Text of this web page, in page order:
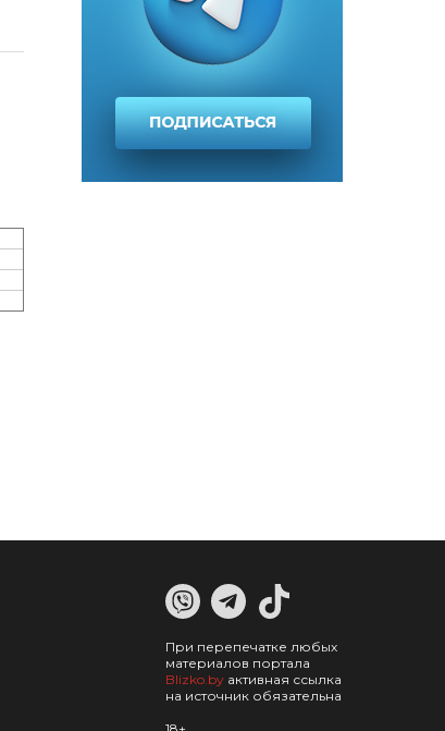
При перепечатке любых
материалов портала
Blizko.by активная ссылка
на источник обязательна